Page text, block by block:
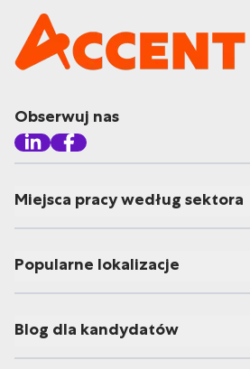
Obserwuj nas
Miejsca pracy według sektora
Popularne lokalizacje
Blog dla kandydatów